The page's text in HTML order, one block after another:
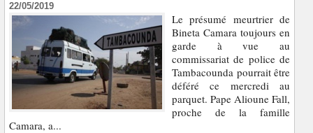
22/05/2019
Le présumé meurtrier de
Bineta Camara toujours en
garde à vue au
commissariat de police de
Tambacounda pourrait être
déféré ce mercredi au
parquet. Pape Alioune Fall,
proche de la famille
Camara, a...